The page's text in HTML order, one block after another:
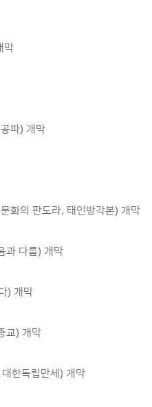
막
파) 개막
화의 판도라, 태인방각본) 개막
과 다름) 개막
) 개막
교) 개막
한독립만세) 개막